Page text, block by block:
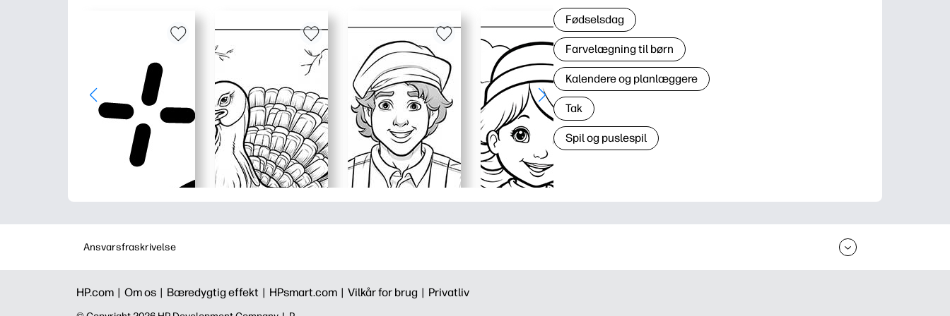
Fødselsdag
Farvelægning til børn
Kalendere og planlæggere
Tak
Spil og puslespil
Ansvarsfraskrivelse
HP.com | Om os | Bæredygtig effekt | HPsmart.com | Vilkår for brug | Privatliv